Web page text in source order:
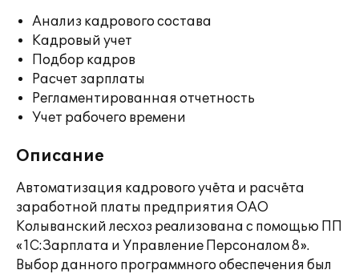
Анализ кадрового состава
Кадровый учет
Подбор кадров
Расчет зарплаты
Регламентированная отчетность
Учет рабочего времени
Описание
Автоматизация кадрового учёта и расчёта
заработной платы предприятия ОАО
Колыванский лесхоз реализована с помощью ПП
«1С:Зарплата и Управление Персоналом 8».
Выбор данного программного обеспечения был